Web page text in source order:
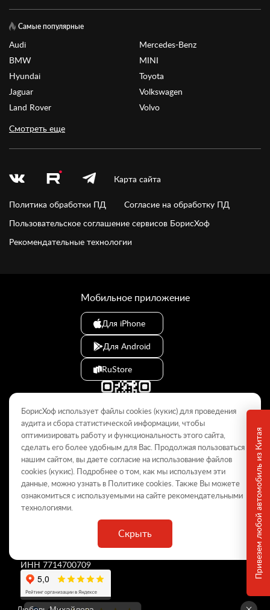
Привезем любой автомобиль из Китая
Самые популярные
Audi
BMW
Hyundai
Jaguar
Land Rover
Mercedes-Benz
MINI
Toyota
Volkswagen
Volvo
Смотреть еще
Карта сайта
Политика обработки ПД
Согласие на обработку ПД
Пользовательское соглашение сервисов БорисХоф
Рекомендательные технологии
© 2009–2026
Данный интернет-сайт носит информационный характер и не
является публичной офертой, определяемой положениями Статьи
437 ГК РФ. Для получения подробной информации обращайтесь в
дилерские центры.
БорисХоф Холдинг»
ИНН 7714700709
Мобильное приложение
Для iPhone
Для Android
RuStore
БорисХоф использует файлы cookies (кукиc) для проведения
аудита и сбора статистической информации, чтобы
оптимизировать работу и функциональность этого сайта,
сделать его более удобным для Вас. Продолжая пользоваться
нашим сайтом, вы даете согласие на использование файлов
cookies (кукиc). Подробнее о том, как мы используем эти
данные, можно узнать в Политикеcookies. Также Вы можете
ознакомиться с используемыми на сайте рекомендательными
технологиями.
Скрыть